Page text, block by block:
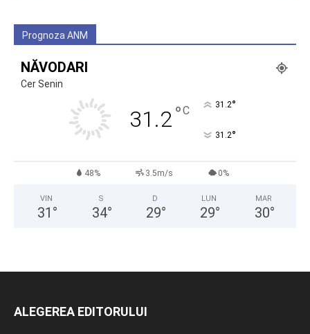
Prognoza ANM
NĂVODARI
Cer Senin
31.2°C 31.2°
31.2°
48% 3.5m/s 0%
VIN
31 °
S
34°
D
29°
LUN
29°
MAR
30°
ALEGEREA EDITORULUI